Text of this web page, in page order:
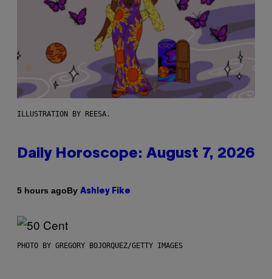
ILLUSTRATION BY REESA.
Daily Horoscope: August 7, 2026
5 hours agoBy Ashley Fike
PHOTO BY GREGORY BOJORQUEZ/GETTY IMAGES